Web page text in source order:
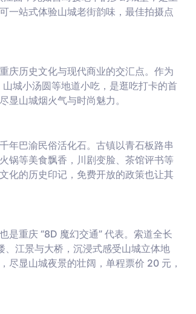
一站式体验山城老街韵味，最佳拍摄点
庆历史文化与现代商业的交汇点。作为
城小汤圆等地道小吃，是逛吃打卡的首
山城烟火气与时尚魅力。
年巴渝民俗活化石。古镇以青石板路串
锅等美食飘香，川剧变脸、茶馆评书等
化的历史印记，免费开放的政策也让其
是重庆 “8D 魔幻交通” 代表。索道全长
江景与大桥，沉浸式感受山城立体地
尽显山城夜景的壮阔，单程票价 20 元，